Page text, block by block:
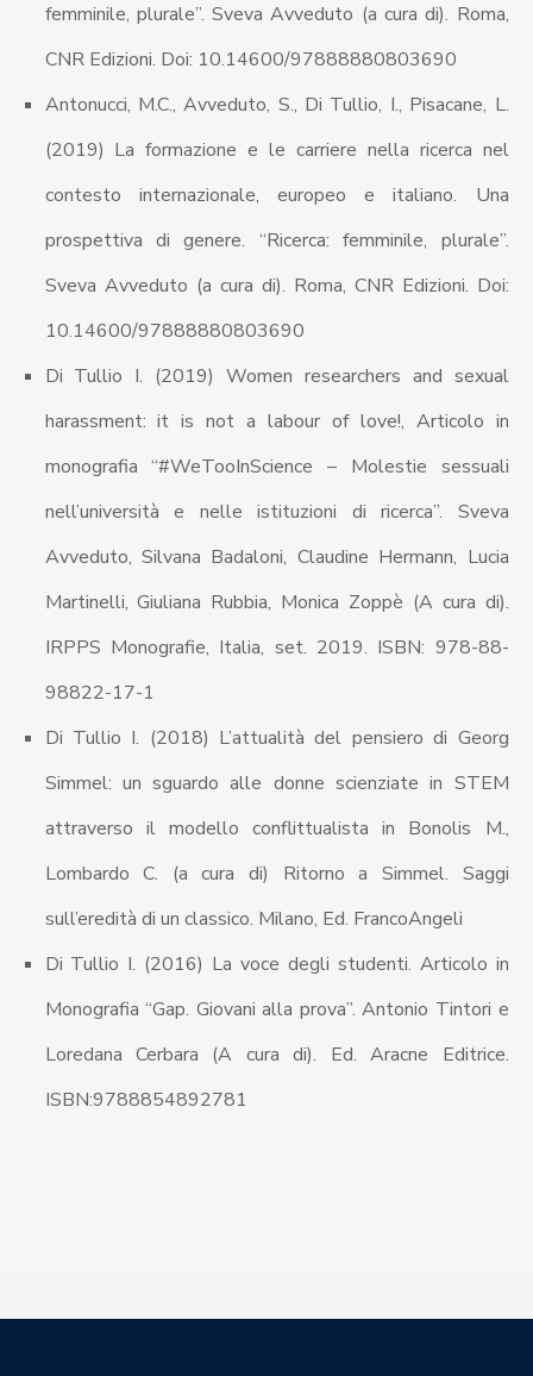
femminile, plurale”. Sveva Avveduto (a cura di). Roma,
CNR Edizioni. Doi: 10.14600/97888880803690
Antonucci, M.C., Avveduto, S., Di Tullio, I., Pisacane, L.
(2019) La formazione e le carriere nella ricerca nel
contesto internazionale, europeo e italiano. Una
prospettiva di genere. “Ricerca: femminile, plurale”.
Sveva Avveduto (a cura di). Roma, CNR Edizioni. Doi:
10.14600/97888880803690
Di Tullio I. (2019) Women researchers and sexual
harassment: it is not a labour of love!, Articolo in
monografia “#WeTooInScience – Molestie sessuali
nell’università e nelle istituzioni di ricerca”. Sveva
Avveduto, Silvana Badaloni, Claudine Hermann, Lucia
Martinelli, Giuliana Rubbia, Monica Zoppè (A cura di).
IRPPS Monografie, Italia, set. 2019. ISBN: 978-88-
98822-17-1
Di Tullio I. (2018) L’attualità del pensiero di Georg
Simmel: un sguardo alle donne scienziate in STEM
attraverso il modello conflittualista in Bonolis M.,
Lombardo C. (a cura di) Ritorno a Simmel. Saggi
sull’eredità di un classico. Milano, Ed. FrancoAngeli
Di Tullio I. (2016) La voce degli studenti. Articolo in
Monografia “Gap. Giovani alla prova”. Antonio Tintori e
Loredana Cerbara (A cura di). Ed. Aracne Editrice.
ISBN:9788854892781